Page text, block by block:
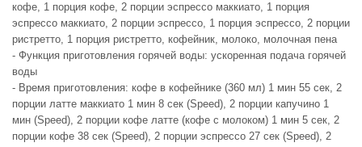
кофе, 1 порция кофе, 2 порции эспрессо маккиато, 1 порция
эспрессо маккиато, 2 порции эспрессо, 1 порция эспрессо, 2 порции
ристретто, 1 порция ристретто, кофейник, молоко, молочная пена
- Функция приготовления горячей воды: ускоренная подача горячей
воды
- Время приготовления: кофе в кофейнике (360 мл) 1 мин 55 сек, 2
порции латте маккиато 1 мин 8 сек (Speed), 2 порции капучино 1
мин (Speed), 2 порции кофе латте (кофе с молоком) 1 мин 5 сек, 2
порции кофе 38 сек (Speed), 2 порции эспрессо 27 сек (Speed), 2